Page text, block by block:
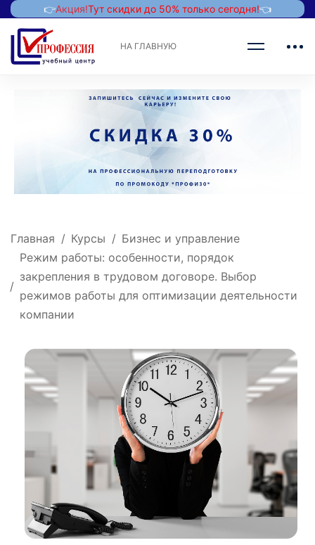
👉Акция!Тут скидки до 50% только сегодня!👈
НА ГЛАВНУЮ
Главная Курсы
Бизнес и управление
Режим работы: особенности, порядок
закрепления в трудовом договоре. Выбор
режимов работы для оптимизации деятельности
компании